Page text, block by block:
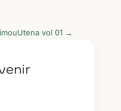
Utena vol 01→